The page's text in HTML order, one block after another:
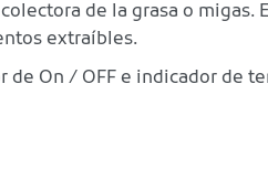
de la grasa o
extraíbles.
On / OFF e indicador de